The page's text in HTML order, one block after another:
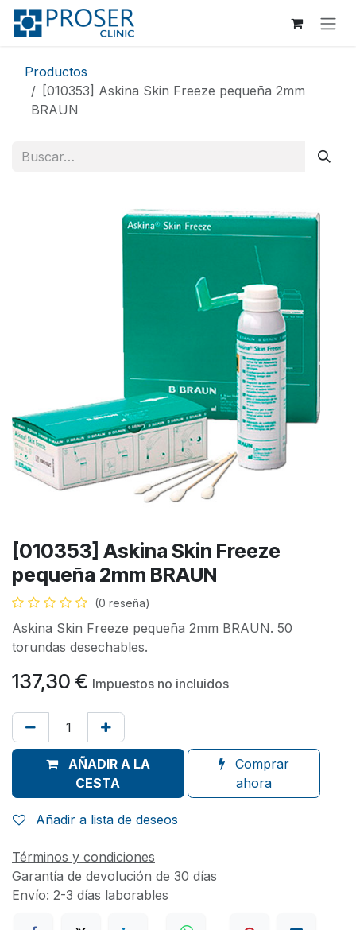
Ir al contenido
Productos
[010353] Askina Skin Freeze pequeña 2mm
BRAUN
[010353] Askina Skin Freeze
pequeña 2mm BRAUN
(0 reseña)
Askina Skin Freeze pequeña 2mm BRAUN. 50
torundas desechables.
137,30 € Impuestos no incluidos
AÑADIR A LA
CESTA
Comprar
ahora
Añadir a lista de deseos
Términos y condiciones
Garantía de devolución de 30 días
Envío: 2-3 días laborables